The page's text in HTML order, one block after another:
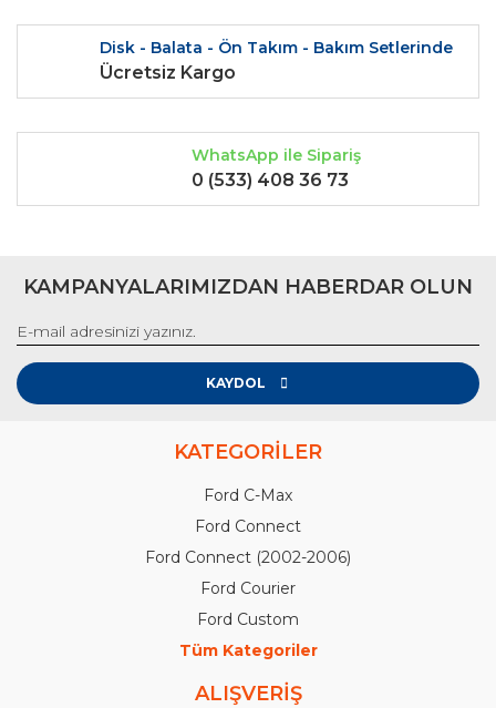
Disk - Balata - Ön Takım - Bakım Setlerinde
Ücretsiz Kargo
WhatsApp ile Sipariş
0 (533) 408 36 73
KAMPANYALARIMIZDAN HABERDAR OLUN
KAYDOL
KATEGORİLER
Ford C-Max
Ford Connect
Ford Connect (2002-2006)
Ford Courier
Ford Custom
Tüm Kategoriler
ALIŞVERİŞ